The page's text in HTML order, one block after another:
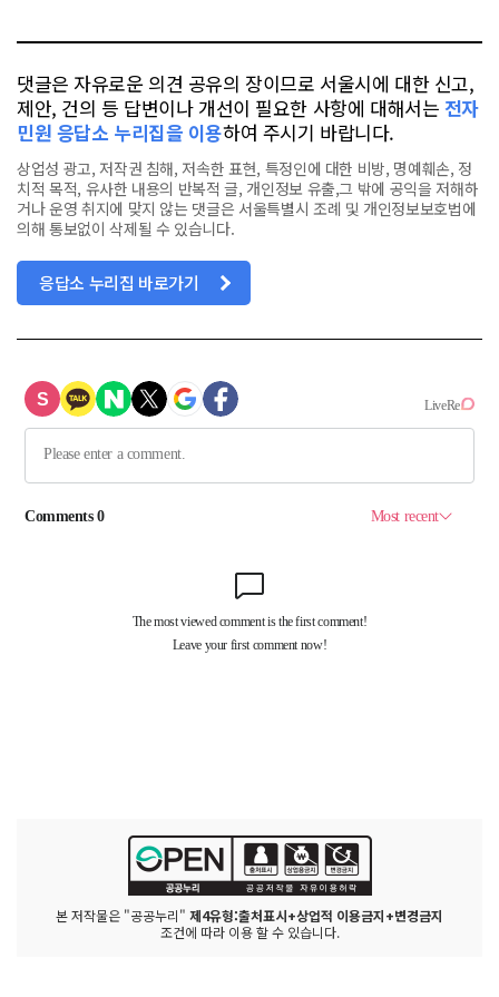
댓글은 자유로운 의견 공유의 장이므로 서울시에 대한 신고,
제안, 건의 등 답변이나 개선이 필요한 사항에 대해서는 전자
민원 응답소 누리집을 이용하여 주시기 바랍니다.
상업성 광고, 저작권 침해, 저속한 표현, 특정인에 대한 비방, 명예훼손, 정
치적 목적, 유사한 내용의 반복적 글, 개인정보 유출,그 밖에 공익을 저해하
거나 운영 취지에 맞지 않는 댓글은 서울특별시 조례 및 개인정보보호법에
의해 통보없이 삭제될 수 있습니다.
응답소 누리집 바로가기
본 저작물은 "공공누리" 제4유형:출처표시+상업적 이용금지+변경금지
조건에 따라 이용 할 수 있습니다.